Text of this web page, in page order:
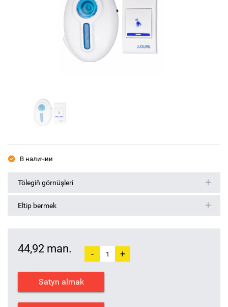
В наличии
Tölegiň görnüşleri
Eltip bermek
44,92 man. - +
Satyn almak